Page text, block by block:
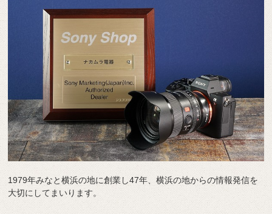
1979年みなと横浜の地に創業し47年、横浜の地からの情報発信を
大切にしてまいります。